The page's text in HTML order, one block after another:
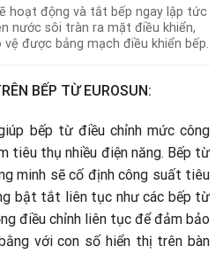
hoạt động và tắt bếp ngay lập tức
nước sôi tràn ra mặt điều khiển,
vệ được bảng mạch điều khiển bếp.
BẾP TỪ EUROSUN:
bếp từ điều chỉnh mức công
tiêu thụ nhiều điện năng. Bếp từ
minh sẽ cố định công suất tiêu
bật tắt liên tục như các bếp từ
điều chỉnh liên tục để đảm bảo
với con số hiển thị trên bàn